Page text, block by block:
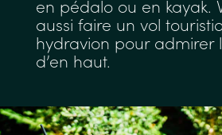
en pédalo ou en kayak.
aussi faire un vol
hydravion pour admirer
d’en haut.